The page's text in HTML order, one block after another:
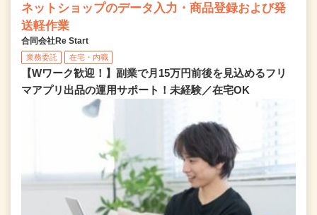
ネットショップのデータ入力・商品登録および発
送軽作業
合同会社Re Start
業務委託 在宅・内職
【Wワーク歓迎！】副業で月15万円前後を見込めるフリ
マアプリ出品の運用サポート！未経験／在宅OK